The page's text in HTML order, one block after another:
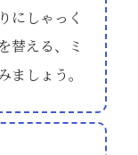
にしゃっく
替える、ミ
しょう。